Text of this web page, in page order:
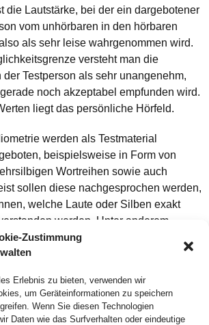
Zustimmung
Erlebnis zu bieten, verwenden wir
um Geräteinformationen zu speichern
Wenn Sie diesen Technologien
Daten wie das Surfverhalten oder eindeutige
die Lautstärke, bei der ein dargebotener
vom unhörbaren in den hörbaren
als sehr leise wahrgenommen wird.
versteht man die
der Testperson als sehr unangenehm,
noch akzeptabel empfunden wird.
liegt das persönliche Hörfeld.
werden als Testmaterial
beispielsweise in Form von
Wortreihen sowie auch
sollen diese nachgesprochen werden,
welche Laute oder Silben exakt
werden. Unter anderem
aber auch, ähnlich wie bei der
Ermittlung des subjektiven
hängen von sehr vielen verschiedenen
B. Agilität, Art des Testmaterials,